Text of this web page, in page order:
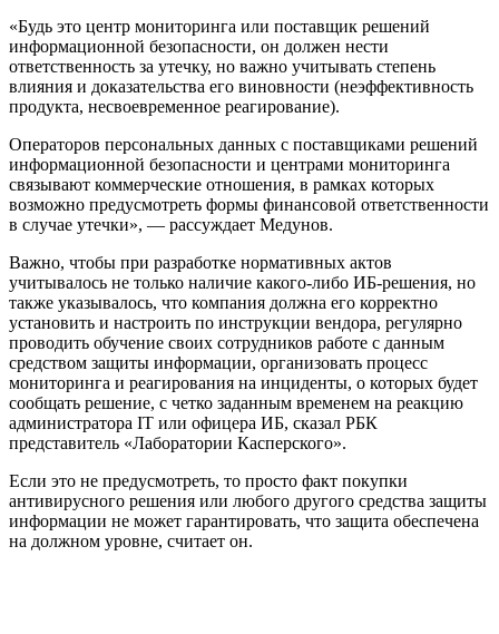
«Будь это центр мониторинга или поставщик решений
информационной безопасности, он должен нести
ответственность за утечку, но важно учитывать степень
влияния и доказательства его виновности (неэффективность
продукта, несвоевременное реагирование).
Операторов персональных данных с поставщиками решений
информационной безопасности и центрами мониторинга
связывают коммерческие отношения, в рамках которых
возможно предусмотреть формы финансовой ответственности
в случае утечки», — рассуждает Медунов.
Важно, чтобы при разработке нормативных актов
учитывалось не только наличие какого-либо ИБ-решения, но
также указывалось, что компания должна его корректно
установить и настроить по инструкции вендора, регулярно
проводить обучение своих сотрудников работе с данным
средством защиты информации, организовать процесс
мониторинга и реагирования на инциденты, о которых будет
сообщать решение, с четко заданным временем на реакцию
администратора IT или офицера ИБ, сказал РБК
представитель «Лаборатории Касперского».
Если это не предусмотреть, то просто факт покупки
антивирусного решения или любого другого средства защиты
информации не может гарантировать, что защита обеспечена
на должном уровне, считает он.